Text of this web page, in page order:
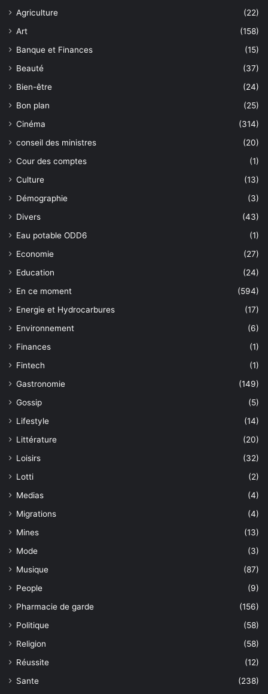
Agriculture
(22)
Art
(158)
Banque et Finances
(15)
Beauté
(37)
Bien-être
(24)
Bon plan
(25)
Cinéma
(314)
conseil des ministres
(20)
Cour des comptes
(1)
Culture
(13)
Démographie
(3)
Divers
(43)
Eau potable ODD6
(1)
Economie
(27)
Education
(24)
En ce moment
(594)
Energie et Hydrocarbures
(17)
Environnement
(6)
Finances
(1)
Fintech
(1)
Gastronomie
(149)
Gossip
(5)
Lifestyle
(14)
Littérature
(20)
Loisirs
(32)
Lotti
(2)
Medias
(4)
Migrations
(4)
Mines
(13)
Mode
(3)
Musique
(87)
People
(9)
Pharmacie de garde
(156)
Politique
(58)
Religion
(58)
Réussite
(12)
Sante
(238)